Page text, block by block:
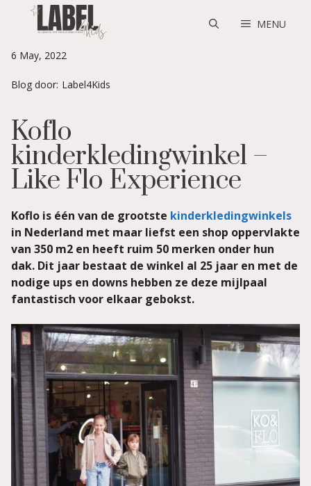
MENU
6 May, 2022
Blog door: Label4Kids
Koflo
kinderkledingwinkel –
Like Flo Experience
Koflo is één van de grootste kinderkledingwinkels
in Nederland met maar liefst een shop oppervlakte
van 350 m2 en heeft ruim 50 merken onder hun
dak. Dit jaar bestaat de winkel al 25 jaar en met de
nodige ups en downs hebben ze deze mijlpaal
fantastisch voor elkaar gebokst.